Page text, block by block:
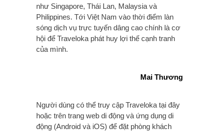
như Singapore, Thái Lan, Malaysia và
Philippines. Tới Việt Nam vào thời điểm làn
sóng dịch vụ trực tuyến dâng cao chính là cơ
hội để Traveloka phát huy lợi thế cạnh tranh
của mình.
Mai Thương
Người dùng có thể truy cập Traveloka tại đây
hoặc trên trang web di động và ứng dụng di
động (Android và iOS) để đặt phòng khách